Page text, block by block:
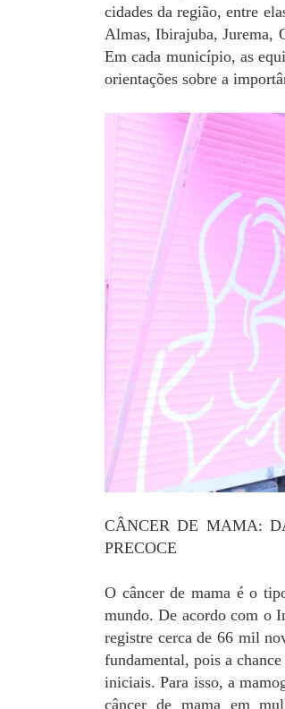
cidades da região, entre
Almas, Ibirajuba, Jurema,
Em cada município, as
orientações sobre a
CÂNCER DE MAMA:
PRECOCE
O câncer de mama é o
mundo. De acordo com o
registre cerca de 66 mil
fundamental, pois a
iniciais. Para isso, a
câncer de mama em